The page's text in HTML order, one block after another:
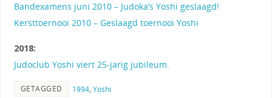
Bandexamens juni 2010 – Judoka’s Yoshi geslaagd!
Kersttoernooi 2010 – Geslaagd toernooi Yoshi
2018:
Judoclub Yoshi viert 25-jarig jubileum.
GETAGGED 1994, Yoshi